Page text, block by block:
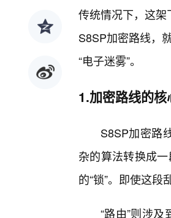
传统情况下，这架
S8SP加密路线，
“电子迷雾”。
1.加密路线的
S8SP加密路
杂的算法转换成
的“锁”。即使这段
“路由”则涉